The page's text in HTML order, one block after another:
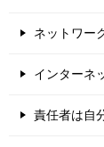
ネットワー
インターネ
責任者は自